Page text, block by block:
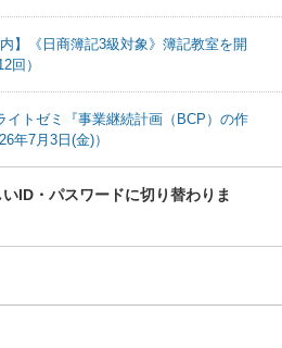
】《日商簿記3級対象》簿記教室を開
回）
イトゼミ『事業継続計画（BCP）の作
年7月3日(金)）
ID・パスワードに切り替わりま